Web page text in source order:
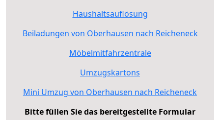
Haushaltsauflösung
Beiladungen von Oberhausen nach Reicheneck
Möbelmitfahrzentrale
Umzugskartons
Mini Umzug von Oberhausen nach Reicheneck
Bitte füllen Sie das bereitgestellte Formular